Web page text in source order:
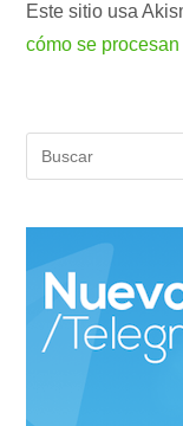
Este sitio usa
cómo se